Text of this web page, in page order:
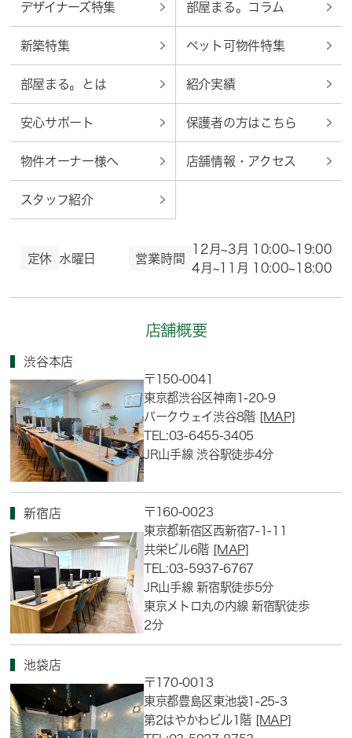
デザイナーズ特集 部屋まる。コラム
新築特集 ペット可物件特集
部屋まる。とは 紹介実績
安心サポート 保護者の方はこちら
物件オーナー様へ 店舗情報・アクセス
スタッフ紹介
定休 水曜日 営業時間
12月~3月 10:00~19:00
4月~11月 10:00~18:00
店舗概要
渋谷本店
〒150-0041
東京都渋谷区神南1-20-9
パークウェイ渋谷8階 [MAP]
TEL:03-6455-3405
JR山手線 渋谷駅徒歩4分
新宿店
〒160-0023
東京都新宿区西新宿7-1-11
共栄ビル6階 [MAP]
TEL:03-5937-6767
JR山手線 新宿駅徒歩5分
東京メトロ丸の内線 新宿駅徒歩
2分
池袋店
〒170-0013
東京都豊島区東池袋1-25-3
第2はやかわビル1階 [MAP]